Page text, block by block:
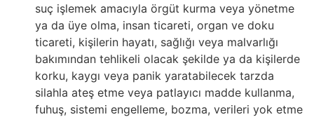
suç işlemek amacıyla örgüt kurma veya yönetme
ya da üye olma, insan ticareti, organ ve doku
ticareti, kişilerin hayatı, sağlığı veya malvarlığı
bakımından tehlikeli olacak şekilde ya da kişilerde
korku, kaygı veya panik yaratabilecek tarzda
silahla ateş etme veya patlayıcı madde kullanma,
fuhuş, sistemi engelleme, bozma, verileri yok etme